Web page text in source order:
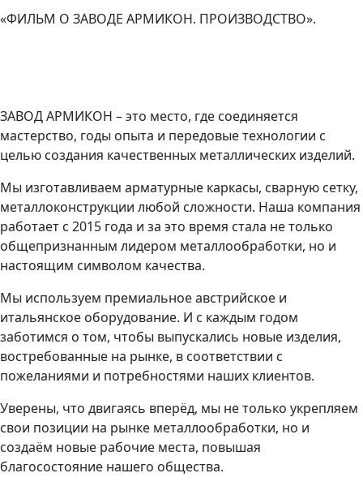
«ФИЛЬМ О ЗАВОДЕ АРМИКОН. ПРОИЗВОДСТВО».
ЗАВОД АРМИКОН – это место, где соединяется
мастерство, годы опыта и передовые технологии с
целью создания качественных металлических изделий.
Мы изготавливаем арматурные каркасы, сварную сетку,
металлоконструкции любой сложности. Наша компания
работает с 2015 года и за это время стала не только
общепризнанным лидером металлообработки, но и
настоящим символом качества.
Мы используем премиальное австрийское и
итальянское оборудование. И с каждым годом
заботимся о том, чтобы выпускались новые изделия,
востребованные на рынке, в соответствии с
пожеланиями и потребностями наших клиентов.
Уверены, что двигаясь вперёд, мы не только укрепляем
свои позиции на рынке металлообработки, но и
создаём новые рабочие места, повышая
благосостояние нашего общества.